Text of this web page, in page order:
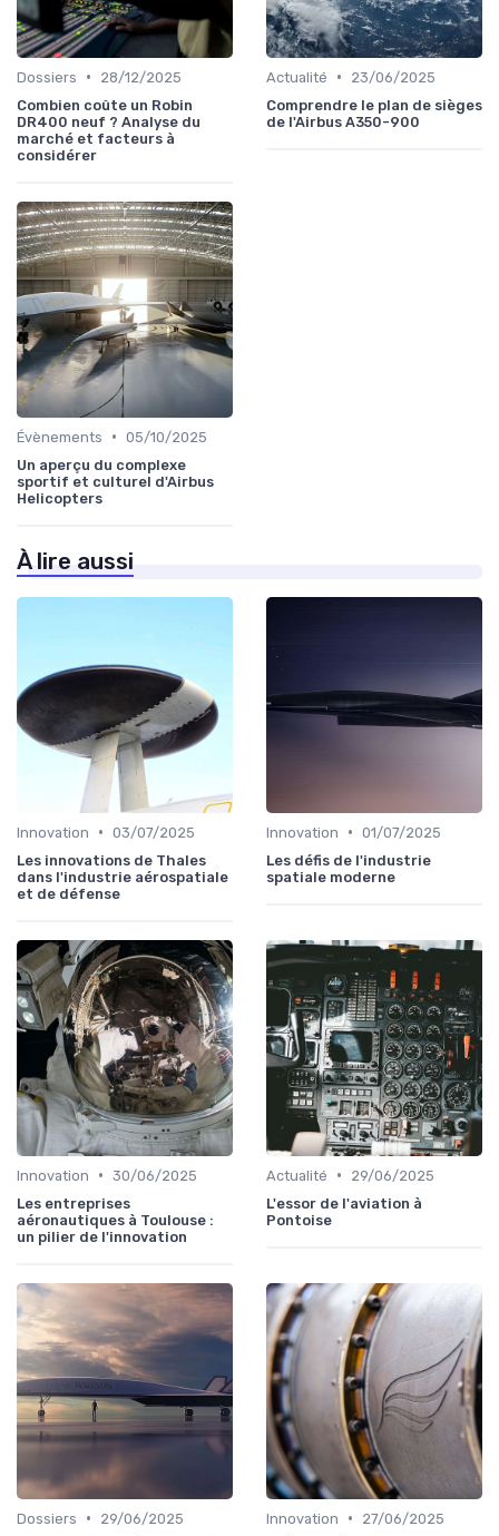
Dossiers •
28/12/2025
Combien coûte un Robin
DR400 neuf ? Analyse du
marché et facteurs à
considérer
Actualité •
23/06/2025
Comprendre le plan de sièges
de l'Airbus A350-900
Évènements • 05/10/2025
Un aperçu du complexe
sportif et culturel d'Airbus
Helicopters
À lire aussi
Innovation • 03/07/2025
Les innovations de Thales
dans l'industrie aérospatiale
et de défense
Innovation • 01/07/2025
Les défis de l'industrie
spatiale moderne
Innovation • 30/06/2025
Les entreprises
aéronautiques à Toulouse :
un pilier de l'innovation
Actualité •
29/06/2025
L'essor de l'aviation à
Pontoise
Dossiers •
29/06/2025
Innovation •
27/06/2025